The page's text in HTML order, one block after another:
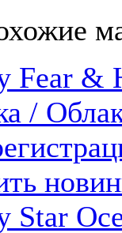
Fear &
/
Star